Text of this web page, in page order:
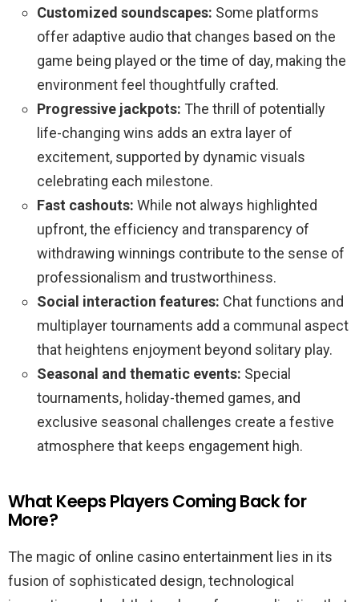
Customized soundscapes: Some platforms
offer adaptive audio that changes based on the
game being played or the time of day, making the
environment feel thoughtfully crafted.
Progressive jackpots: The thrill of potentially
life-changing wins adds an extra layer of
excitement, supported by dynamic visuals
celebrating each milestone.
Fast cashouts: While not always highlighted
upfront, the efficiency and transparency of
withdrawing winnings contribute to the sense of
professionalism and trustworthiness.
Social interaction features: Chat functions and
multiplayer tournaments add a communal aspect
that heightens enjoyment beyond solitary play.
Seasonal and thematic events: Special
tournaments, holiday-themed games, and
exclusive seasonal challenges create a festive
atmosphere that keeps engagement high.
What Keeps Players Coming Back for
More?
The magic of online casino entertainment lies in its
fusion of sophisticated design, technological